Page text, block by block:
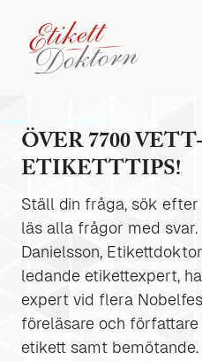
ÖVER 7700
ETIKETTTIPS!
Ställ din fråga, sök
läs alla frågor med svar.
Danielsson,
ledande etikettexpert,
expert vid flera
föreläsare och
etikett samt bemötande.